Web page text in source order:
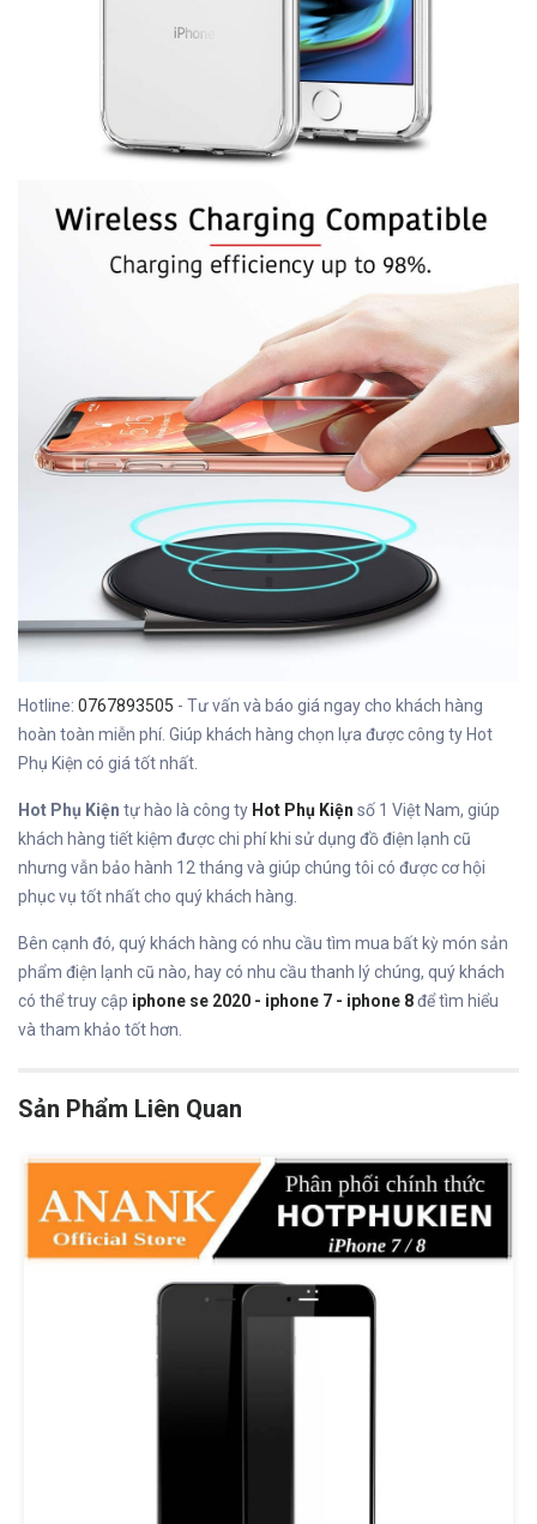
Hotline: 0767893505 - Tư vấn và báo giá ngay cho khách hàng
hoàn toàn miễn phí. Giúp khách hàng chọn lựa được công ty Hot
Phụ Kiện có giá tốt nhất.
Hot Phụ Kiện tự hào là công ty Hot Phụ Kiện số 1 Việt Nam, giúp
khách hàng tiết kiệm được chi phí khi sử dụng đồ điện lạnh cũ
nhưng vẫn bảo hành 12 tháng và giúp chúng tôi có được cơ hội
phục vụ tốt nhất cho quý khách hàng.
Bên cạnh đó, quý khách hàng có nhu cầu tìm mua bất kỳ món sản
phẩm điện lạnh cũ nào, hay có nhu cầu thanh lý chúng, quý khách
có thể truy cập iphone se 2020 - iphone 7 - iphone 8để tìm hiểu
và tham khảo tốt hơn.
Sản Phẩm Liên Quan